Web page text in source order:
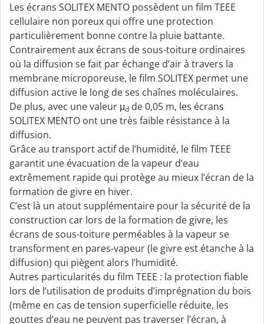
Les écrans SOLITEX MENTO possèdent un film TEEE
cellulaire non poreux qui offre une protection
particulièrement bonne contre la pluie battante.
Contrairement aux écrans de sous-toiture ordinaires
où la diffusion se fait par échange d’air à travers la
membrane microporeuse, le film SOLITEX permet une
diffusion active le long de ses chaînes moléculaires.
De plus, avec une valeur μd de 0,05 m, les écrans
SOLITEX MENTO ont une très faible résistance à la
diffusion.
Grâce au transport actif de l’humidité, le film TEEE
garantit une évacuation de la vapeur d’eau
extrêmement rapide qui protège au mieux l’écran de la
formation de givre en hiver.
C’est là un atout supplémentaire pour la sécurité de la
construction car lors de la formation de givre, les
écrans de sous-toiture perméables à la vapeur se
transforment en pares-vapeur (le givre est étanche à la
diffusion) qui piègent alors l’humidité.
Autres particularités du film TEEE : la protection fiable
lors de l’utilisation de produits d’imprégnation du bois
(même en cas de tension superficielle réduite, les
gouttes d’eau ne peuvent pas traverser l’écran, à